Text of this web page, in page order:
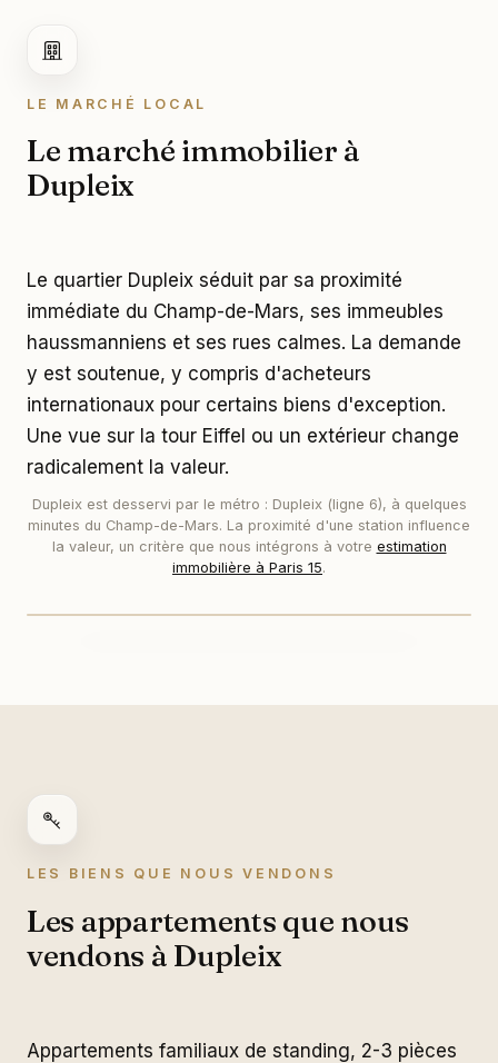
LE MARCHÉ LOCAL
Le marché immobilier à
Dupleix
Le quartier Dupleix séduit par sa proximité
immédiate du Champ-de-Mars, ses immeubles
haussmanniens et ses rues calmes. La demande
y est soutenue, y compris d'acheteurs
internationaux pour certains biens d'exception.
Une vue sur la tour Eiffel ou un extérieur change
radicalement la valeur.
Dupleix est desservi par le métro : Dupleix (ligne 6), à quelques
minutes du Champ-de-Mars. La proximité d'une station influence
la valeur, un critère que nous intégrons à votre estimation
immobilière à Paris 15.
Dupleix
LES BIENS QUE NOUS VENDONS
Les appartements que nous
vendons à Dupleix
Appartements familiaux de standing, 2-3 pièces